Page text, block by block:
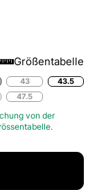
Größentabelle
43
43.5
47.5
von der